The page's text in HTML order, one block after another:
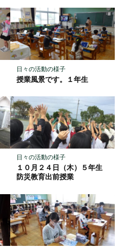
日々の活動の様子
授業風景です。１年生
日々の活動の様子
１０月２４日（木）５年生
防災教育出前授業